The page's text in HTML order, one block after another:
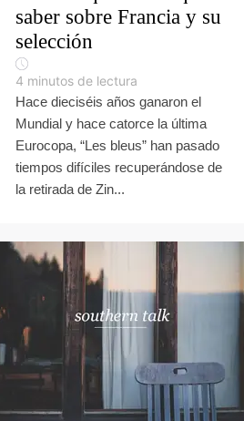
saber sobre Francia y su
selección
4 minutos de lectura
Hace dieciséis años ganaron el
Mundial y hace catorce la última
Eurocopa, “Les bleus” han pasado
tiempos difíciles recuperándose de
la retirada de Zin...